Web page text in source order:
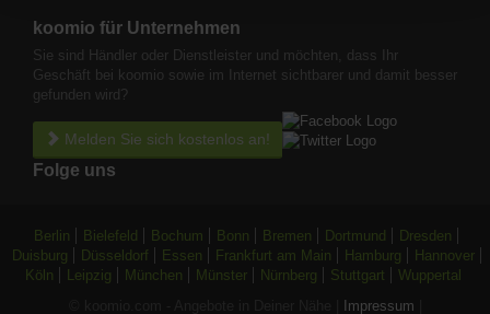
koomio für Unternehmen
Sie sind Händler oder Dienstleister und möchten, dass Ihr
Geschäft bei koomio sowie im Internet sichtbarer und damit besser
gefunden wird?
Melden Sie sich kostenlos an!
Folge uns
Berlin Bielefeld Bochum Bonn Bremen Dortmund
Dresden
Duisburg
Düsseldorf Essen Frankfurt am Main Hamburg
Hannover
Köln
Leipzig München Münster Nürnberg Stuttgart
Wuppertal
Impressum